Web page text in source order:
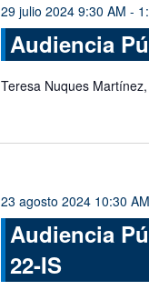
29 julio 2024 9:30 AM -
Audiencia
Teresa Nuques
23 agosto 2024 10:30 AM
Audiencia
22-IS